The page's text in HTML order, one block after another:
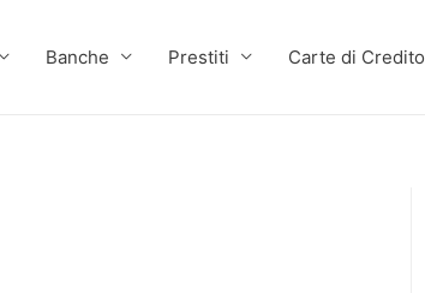
Banche Prestiti Carte di Credito